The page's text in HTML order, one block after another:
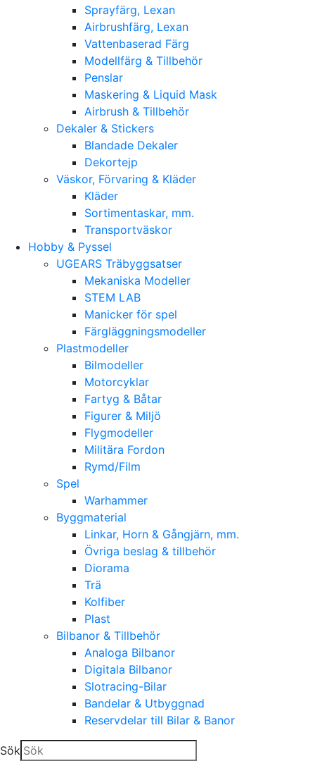
Sprayfärg, Lexan
Airbrushfärg, Lexan
Vattenbaserad Färg
Modellfärg & Tillbehör
Penslar
Maskering & Liquid Mask
Airbrush & Tillbehör
Dekaler & Stickers
Blandade Dekaler
Dekortejp
Väskor, Förvaring & Kläder
Kläder
Sortimentaskar, mm.
Transportväskor
Hobby & Pyssel
UGEARS Träbyggsatser
Mekaniska Modeller
STEM LAB
Manicker för spel
Färgläggningsmodeller
Plastmodeller
Bilmodeller
Motorcyklar
Fartyg & Båtar
Figurer & Miljö
Flygmodeller
Militära Fordon
Rymd/Film
Spel
Warhammer
Byggmaterial
Linkar, Horn & Gångjärn, mm.
Övriga beslag & tillbehör
Diorama
Trä
Kolfiber
Plast
Bilbanor & Tillbehör
Analoga Bilbanor
Digitala Bilbanor
Slotracing-Bilar
Bandelar & Utbyggnad
Reservdelar till Bilar & Banor
Sök